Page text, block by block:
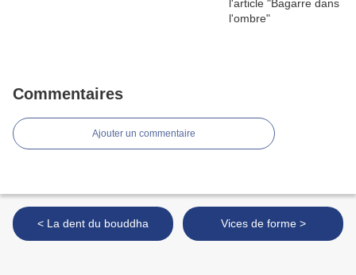
Commentaires
Ajouter un commentaire
< La dent du bouddha Vices de forme >